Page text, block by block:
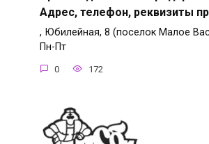
Адрес, телефон, реквизиты
, Юбилейная, 8 (поселок Малое
Пн-Пт
0 172